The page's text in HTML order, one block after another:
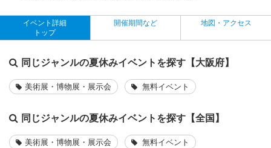
イベント詳細
トップ
開催期間など 地図・アクセス
同じジャンルの夏休みイベントを探す【大阪府】
美術展・博物展・展示会 無料イベント
同じジャンルの夏休みイベントを探す【全国】
美術展・博物展・展示会 無料イベント